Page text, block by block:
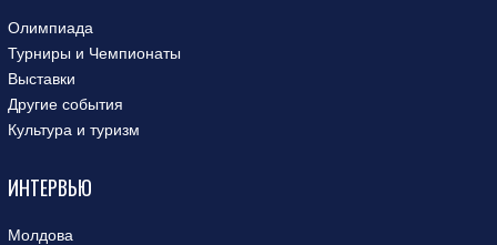
Олимпиада
Турниры и Чемпионаты
Выставки
Другие события
Культура и туризм
ИНТЕРВЬЮ
Молдова